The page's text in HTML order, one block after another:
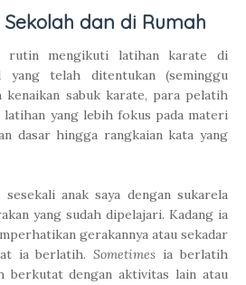
dan di Rumah
rutin mengikuti latihan karate di
yang telah ditentukan (seminggu
kenaikan sabuk karate, para pelatih
yang lebih fokus pada materi
dasar hingga rangkaian kata yang
sesekali anak saya dengan sukarela
yang sudah dipelajari. Kadang ia
gerakannya atau sekadar
ia berlatih.Sometimes ia berlatih
berkutat dengan aktivitas lain atau